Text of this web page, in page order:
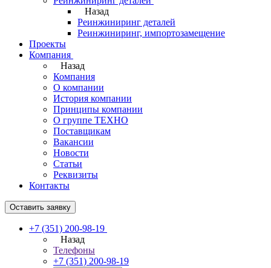
Назад
Реинжиниринг деталей
Реинжиниринг, импортозамещение
Проекты
Компания
Назад
Компания
О компании
История компании
Принципы компании
О группе ТЕХНО
Поставщикам
Вакансии
Новости
Статьи
Реквизиты
Контакты
Оставить заявку
+7 (351) 200-98-19
Назад
Телефоны
+7 (351) 200-98-19